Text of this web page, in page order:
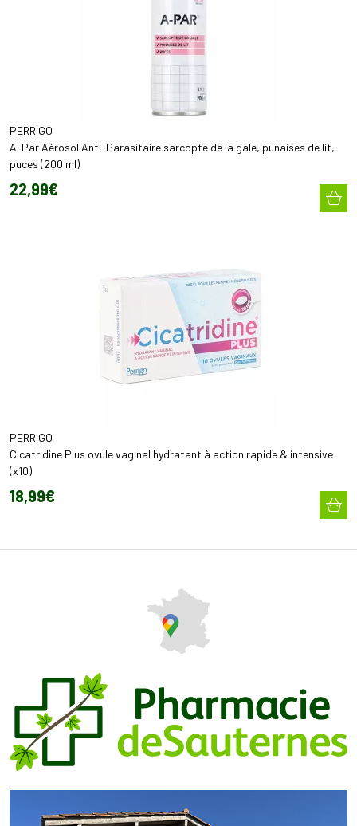
PERRIGO
A-Par Aérosol Anti-Parasitaire sarcopte de la gale, punaises de lit,
puces (200 ml)
22,99€
PERRIGO
Cicatridine Plus ovule vaginal hydratant à action rapide & intensive
(x10)
18,99€